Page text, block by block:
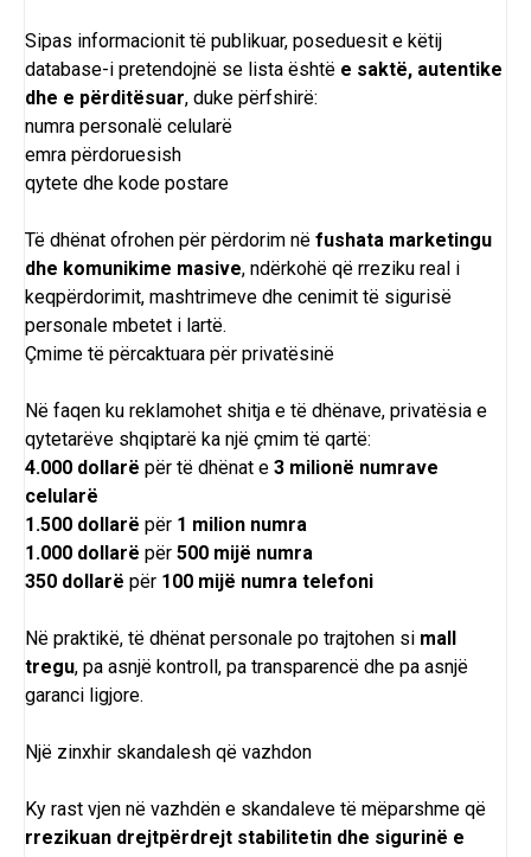
Sipas informacionit të publikuar, poseduesit e këtij
database-i pretendojnë se lista është e saktë, autentike
dhe e përditësuar, duke përfshirë:
numra personalë celularë
emra përdoruesish
qytete dhe kode postare
Të dhënat ofrohen për përdorim në fushata marketingu
dhe komunikime masive, ndërkohë që rreziku real i
keqpërdorimit, mashtrimeve dhe cenimit të sigurisë
personale mbetet i lartë.
Çmime të përcaktuara për privatësinë
Në faqen ku reklamohet shitja e të dhënave, privatësia e
qytetarëve shqiptarë ka një çmim të qartë:
4.000 dollarë për të dhënat e 3 milionë numrave
celularë
1.500 dollarë për 1 milion numra
1.000 dollarë për 500 mijë numra
350 dollarë për 100 mijë numra telefoni
Në praktikë, të dhënat personale po trajtohen si mall
tregu, pa asnjë kontroll, pa transparencë dhe pa asnjë
garanci ligjore.
Një zinxhir skandalesh që vazhdon
Ky rast vjen në vazhdën e skandaleve të mëparshme që
rrezikuan drejtpërdrejt stabilitetin dhe sigurinë e